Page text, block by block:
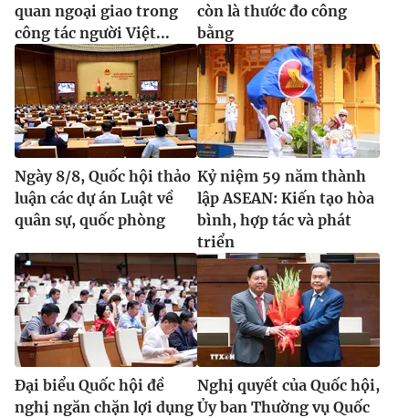
quan ngoại giao trong
công tác người Việt...
còn là thước đo công
bằng
Ngày 8/8, Quốc hội thảo
luận các dự án Luật về
quân sự, quốc phòng
Kỷ niệm 59 năm thành
lập ASEAN: Kiến tạo hòa
bình, hợp tác và phát
triển
Đại biểu Quốc hội đề
nghị ngăn chặn lợi dụng
Nghị quyết của Quốc hội,
Ủy ban Thường vụ Quốc